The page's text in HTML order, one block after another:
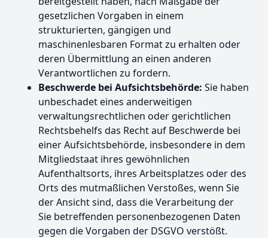
gesetzlichen Vorgaben in einem
strukturierten, gängigen und
maschinenlesbaren Format zu erhalten oder
deren Übermittlung an einen anderen
Verantwortlichen zu fordern.
Beschwerde bei Aufsichtsbehörde: Sie haben
unbeschadet eines anderweitigen
verwaltungsrechtlichen oder gerichtlichen
Rechtsbehelfs das Recht auf Beschwerde bei
einer Aufsichtsbehörde, insbesondere in dem
Mitgliedstaat ihres gewöhnlichen
Aufenthaltsorts, ihres Arbeitsplatzes oder des
Orts des mutmaßlichen Verstoßes, wenn Sie
der Ansicht sind, dass die Verarbeitung der
Sie betreffenden personenbezogenen Daten
gegen die Vorgaben der DSGVO verstößt.